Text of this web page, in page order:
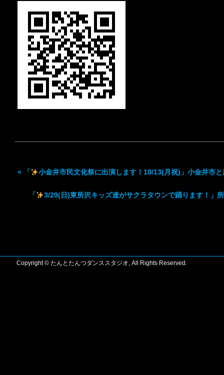
« 「 小金井市民文化祭に出演します！10/13(月祝)」小金井市
「 3/29(日)東所沢キッズ達がサクラタウンで踊ります！」
Copyright © たんとたんつダンススタジオ, All Rights Reserved.